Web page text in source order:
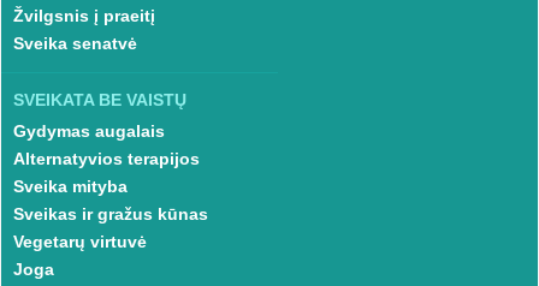
Žvilgsnis į praeitį
Sveika senatvė
SVEIKATA BE VAISTŲ
Gydymas augalais
Alternatyvios terapijos
Sveika mityba
Sveikas ir gražus kūnas
Vegetarų virtuvė
Joga